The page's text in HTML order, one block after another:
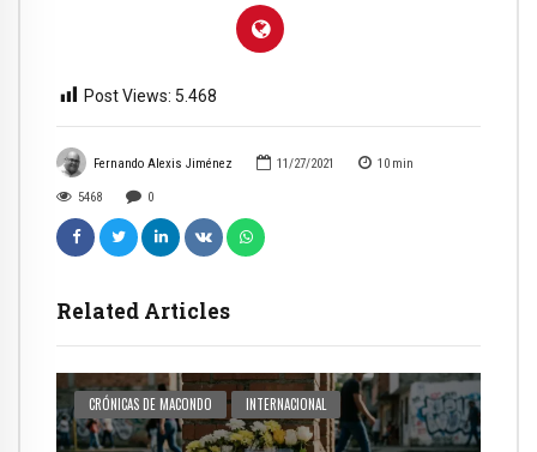
Fernando Alexis Jiménez 11/27/2021 10 min
5468 0
Related Articles
CRÓNICAS DE MACONDO INTERNACIONAL
Post Views: 5.468